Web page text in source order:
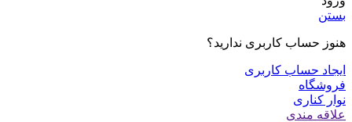
بستن
هنوز حساب کاربری ندارید؟
ایجاد حساب کاربری
فروشگاه
نوار کناری
علاقه مندی